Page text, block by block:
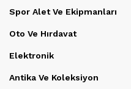
Spor Alet Ve Ekipmanları
Oto Ve Hırdavat
Elektronik
Antika Ve Koleksiyon